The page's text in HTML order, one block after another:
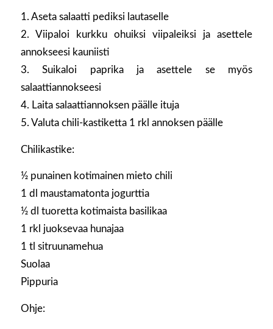
1. Aseta salaatti pediksi lautaselle
2. Viipaloi kurkku ohuiksi viipaleiksi ja asettele
annokseesi kauniisti
3. Suikaloi paprika ja asettele se myös
salaattiannokseesi
4. Laita salaattiannoksen päälle ituja
5. Valuta chili-kastiketta 1 rkl annoksen päälle
Chilikastike:
½ punainen kotimainen mieto chili
1 dl maustamatonta jogurttia
½ dl tuoretta kotimaista basilikaa
1 rkl juoksevaa hunajaa
1 tl sitruunamehua
Suolaa
Pippuria
Ohje: